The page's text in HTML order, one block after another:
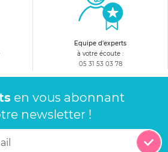
Equipe d'experts
à votre écoute :
05 31 53 03 78
en vous abonnant
newsletter !